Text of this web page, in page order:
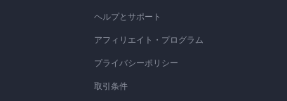
ヘルプとサポート
アフィリエイト・プログラム
プライバシーポリシー
取引条件